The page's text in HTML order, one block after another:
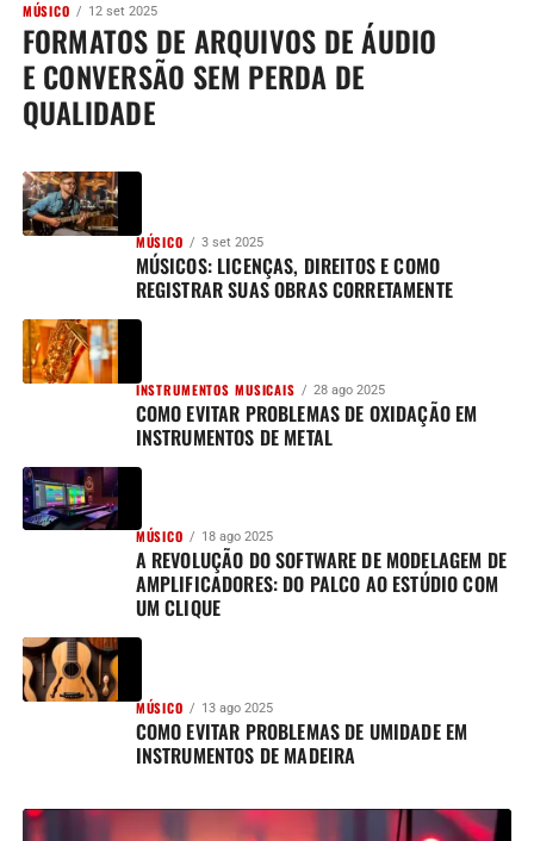
MÚSICO 12 set 2025
FORMATOS DE ARQUIVOS DE ÁUDIO
E CONVERSÃO SEM PERDA DE
QUALIDADE
MÚSICO 3 set 2025
MÚSICOS: LICENÇAS, DIREITOS E COMO
REGISTRAR SUAS OBRAS CORRETAMENTE
INSTRUMENTOS MUSICAIS 28 ago 2025
COMO EVITAR PROBLEMAS DE OXIDAÇÃO EM
INSTRUMENTOS DE METAL
MÚSICO 18 ago 2025
A REVOLUÇÃO DO SOFTWARE DE MODELAGEM DE
AMPLIFICADORES: DO PALCO AO ESTÚDIO COM
UM CLIQUE
MÚSICO 13 ago 2025
COMO EVITAR PROBLEMAS DE UMIDADE EM
INSTRUMENTOS DE MADEIRA